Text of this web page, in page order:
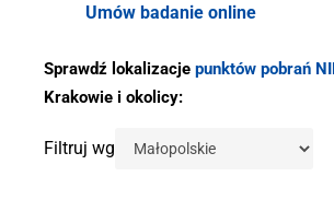
Umów badanie online
Sprawdź lokalizacje punktów pobrań
Krakowie i okolicy:
Filtruj wg